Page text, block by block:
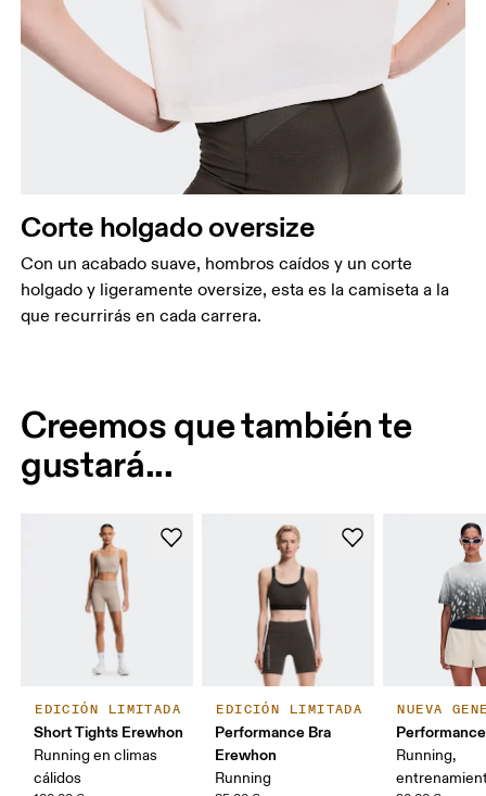
Corte holgado oversize
Con un acabado suave, hombros caídos y un corte
holgado y ligeramente oversize, esta es la camiseta a la
que recurrirás en cada carrera.
Creemos que también te
gustará...
EDICIÓN LIMITADA
Short Tights Erewhon
Running en climas
cálidos
EDICIÓN LIMITADA
Performance Bra
Erewhon
Running
NUEVA
Running,